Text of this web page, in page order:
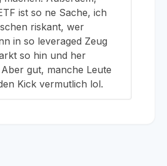
ist so ne Sache, ich
riskant, wer
in so leveraged Zeug
so hin und her
gut, manche Leute
Kick vermutlich lol.